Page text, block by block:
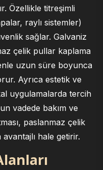
Özellikle titreşimli
raylı sistemler)
sağlar. Galvaniz
çelik pullar kaplama
uzun süre boyunca
Ayrıca estetik ve
uygulamalarda tercih
vadede bakım ve
paslanmaz çelik
hale getirir.